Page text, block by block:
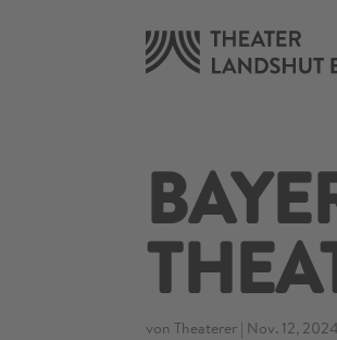
vonTheaterer | Nov. 12, 2024